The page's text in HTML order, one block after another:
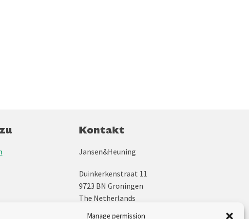
Manage permission
Kontakt
Jansen&Heuning
Duinkerkenstraat 11
9723 BN Groningen
The Netherlands